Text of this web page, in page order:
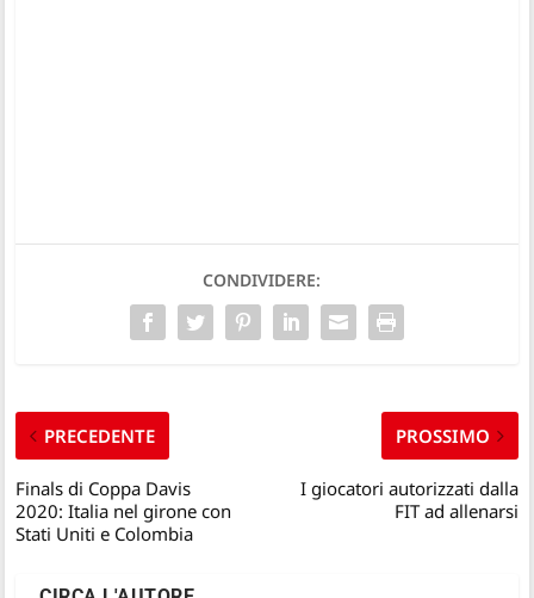
CONDIVIDERE:
PRECEDENTE
Finals di Coppa Davis
2020: Italia nel girone con
Stati Uniti e Colombia
PROSSIMO
I giocatori autorizzati dalla
FIT ad allenarsi